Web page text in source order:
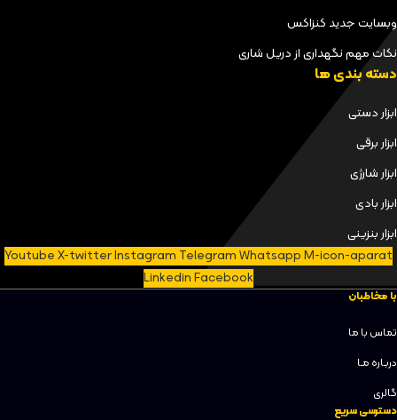
وبسایت جدید کنزاکس
نکات مهم نگهداری از دریل شاری
دسته بندی ها
ابزار دستی
ابزار برقی
ابزار شارژی
ابزار بادی
ابزار بنزینی
YoutubeX-twitterInstagram TelegramWhatsappM-icon-aparat
LinkedinFacebook
با مخاطبان
تماس با ما
دربـاره مـا
گالری
دسترسی سریع